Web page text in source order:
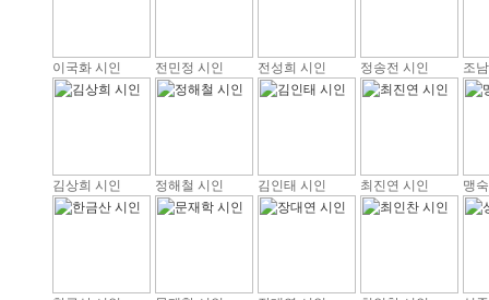
이국화 시인 전민정 시인 전성희 시인 정송전 시인 조
김상희 시인 정해철 시인 김인태 시인 최진연 시인 맹